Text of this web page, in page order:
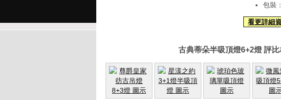
包裝
看更詳細
古典蒂朵半吸頂燈6+2燈 評